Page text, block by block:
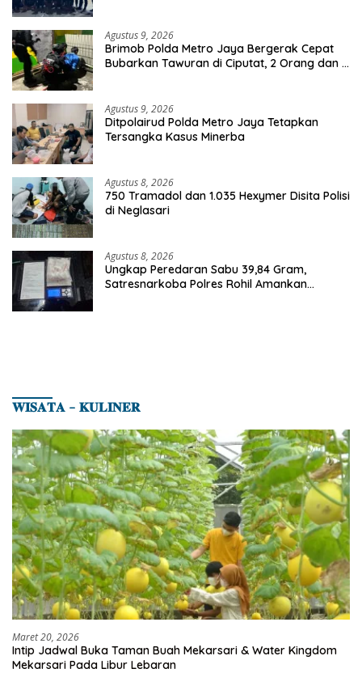
Agustus 9, 2026
Brimob Polda Metro Jaya Bergerak Cepat
Bubarkan Tawuran di Ciputat, 2 Orang dan 3
Agustus 9, 2026
Ditpolairud Polda Metro Jaya Tetapkan
Tersangka Kasus Minerba
Agustus 8, 2026
750 Tramadol dan 1.035 Hexymer Disita Polisi
di Neglasari
Agustus 8, 2026
Ungkap Peredaran Sabu 39,84 Gram,
Satresnarkoba Polres Rohil Amankan
𝐖𝐈𝐒𝐀𝐓𝐀 – 𝐊𝐔𝐋𝐈𝐍𝐄𝐑
Maret 20, 2026
Intip Jadwal Buka Taman Buah Mekarsari & Water Kingdom
Mekarsari Pada Libur Lebaran